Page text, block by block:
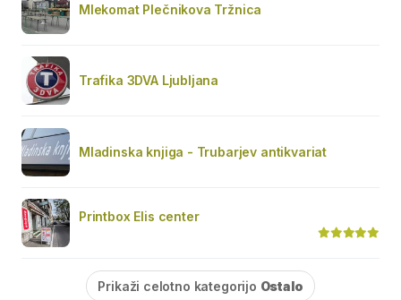
Mlekomat Plečnikova Tržnica
Trafika 3DVA Ljubljana
Mladinska knjiga - Trubarjev antikvariat
Printbox Elis center
Prikaži celotno kategorijo Ostalo